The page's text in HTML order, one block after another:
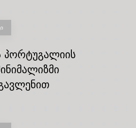
პორტუგალიის